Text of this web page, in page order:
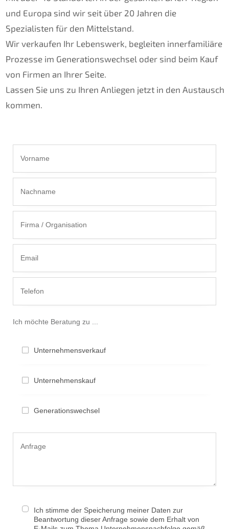
und Europa sind wir seit über 20 Jahren die
Spezialisten für den Mittelstand.
Wir verkaufen Ihr Lebenswerk, begleiten innerfamiliäre
Prozesse im Generationswechsel oder sind beim Kauf
von Firmen an Ihrer Seite.
Lassen Sie uns zu Ihren Anliegen jetzt in den Austausch
kommen.
Ich möchte Beratung zu ...
Unternehmensverkauf
Unternehmenskauf
Generationswechsel
Ich stimme der Speicherung meiner Daten zur
Beantwortung dieser Anfrage sowie dem Erhalt von